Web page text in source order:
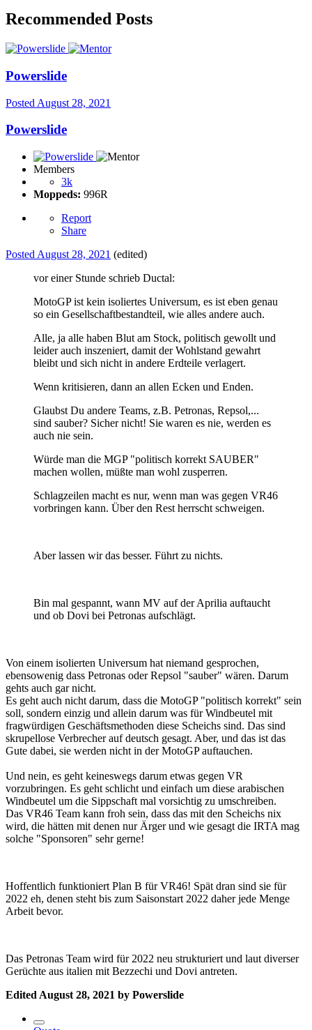
Recommended Posts
Powerslide
Posted August 28, 2021
Powerslide
Members
3k
Moppeds: 996R
Report
Share
Posted August 28, 2021 (edited)
vor einer Stunde schrieb Ductal:
MotoGP ist kein isoliertes Universum, es ist eben genau
so ein Gesellschaftbestandteil, wie alles andere auch.
Alle, ja alle haben Blut am Stock, politisch gewollt und
leider auch inszeniert, damit der Wohlstand gewahrt
bleibt und sich nicht in andere Erdteile verlagert.
Wenn kritisieren, dann an allen Ecken und Enden.
Glaubst Du andere Teams, z.B. Petronas, Repsol,...
sind sauber? Sicher nicht! Sie waren es nie, werden es
auch nie sein.
Würde man die MGP "politisch korrekt SAUBER"
machen wollen, müßte man wohl zusperren.
Schlagzeilen macht es nur, wenn man was gegen VR46
vorbringen kann. Über den Rest herrscht schweigen.
Aber lassen wir das besser. Führt zu nichts.
Bin mal gespannt, wann MV auf der Aprilia auftaucht
und ob Dovi bei Petronas aufschlägt.
Von einem isolierten Universum hat niemand gesprochen,
ebensowenig dass Petronas oder Repsol "sauber" wären. Darum
gehts auch gar nicht.
Es geht auch nicht darum, dass die MotoGP "politisch korrekt" sein
soll, sondern einzig und allein darum was für Windbeutel mit
fragwürdigen Geschäftsmethoden diese Scheichs sind. Das sind
skrupellose Verbrecher auf deutsch gesagt. Aber, und das ist das
Gute dabei, sie werden nicht in der MotoGP auftauchen.
Und nein, es geht keineswegs darum etwas gegen VR
vorzubringen. Es geht schlicht und einfach um diese arabischen
Windbeutel um die Sippschaft mal vorsichtig zu umschreiben.
Das VR46 Team kann froh sein, dass das mit den Scheichs nix
wird, die hätten mit denen nur Ärger und wie gesagt die IRTA mag
solche "Sponsoren" sehr gerne!
Hoffentlich funktioniert Plan B für VR46! Spät dran sind sie für
2022 eh, denen steht bis zum Saisonstart 2022 daher jede Menge
Arbeit bevor.
Das Petronas Team wird für 2022 neu strukturiert und laut diverser
Gerüchte aus italien mit Bezzechi und Dovi antreten.
Edited August 28, 2021 by Powerslide